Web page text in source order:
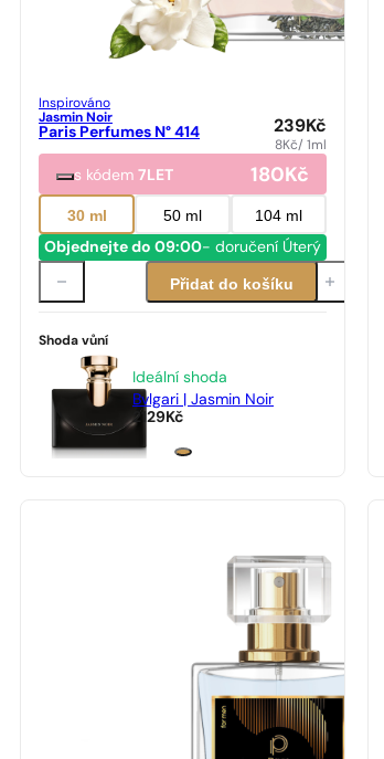
Inspirováno
Jasmin Noir
Paris Perfumes N° 414 239Kč
8Kč/ 1ml
s kódem 7LET 180Kč
30 ml 50 ml 104 ml
Objednejte do 09:00- doručení Úterý
Přidat do košíku
Shoda vůní
Ideální shoda
Bvlgari | Jasmin Noir
2129Kč